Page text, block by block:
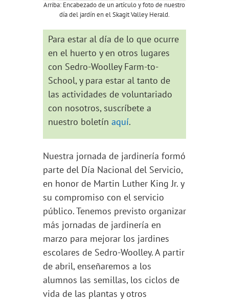
Arriba: Encabezado de un artículo y foto de nuestro
día del jardín en el Skagit Valley Herald.
Para estar al día de lo que ocurre
en el huerto y en otros lugares
con Sedro-Woolley Farm-to-
School, y para estar al tanto de
las actividades de voluntariado
con nosotros, suscríbete a
nuestro boletín aquí.
Nuestra jornada de jardinería formó
parte del Día Nacional del Servicio,
en honor de Martin Luther King Jr. y
su compromiso con el servicio
público. Tenemos previsto organizar
más jornadas de jardinería en
marzo para mejorar los jardines
escolares de Sedro-Woolley. A partir
de abril, enseñaremos a los
alumnos las semillas, los ciclos de
vida de las plantas y otros